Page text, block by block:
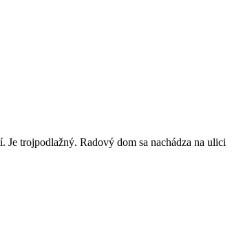
trojpodlažný. Radový dom sa nachádza na ulici